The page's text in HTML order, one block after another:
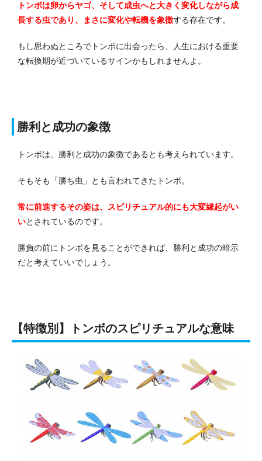
トンボは卵からヤゴ、そして成虫へと大きく変化しながら成
長する虫であり、まさに変化や転機を象徴する存在です。
もし思わぬところでトンボに出会ったら、人生における重要
な転換期が近づいているサインかもしれませんよ。
勝利と成功の象徴
トンボは、勝利と成功の象徴であるとも考えられています。
そもそも「勝ち虫」とも言われてきたトンボ。
常に前進するその姿は、スピリチュアル的にも大変縁起がい
いとされているのです。
勝負の前にトンボを見ることができれば、勝利と成功の暗示
だと考えていいでしょう。
【特徴別】トンボのスピリチュアルな意味